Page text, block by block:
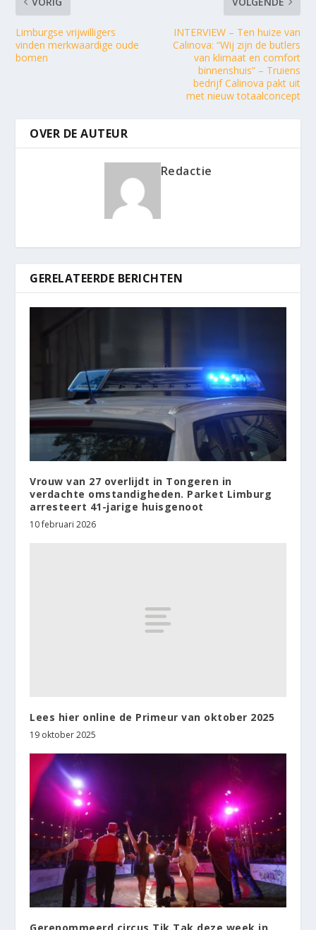
Limburgse vrijwilligers
vinden merkwaardige oude
bomen
INTERVIEW – Ten huize van
Calinova: “Wij zijn de butlers
van klimaat en comfort
binnenshuis” – Truiens
bedrijf Calinova pakt uit
met nieuw totaalconcept
OVER DE AUTEUR
Redactie
GERELATEERDE BERICHTEN
Vrouw van 27 overlijdt in Tongeren in
verdachte omstandigheden. Parket Limburg
arresteert 41-jarige huisgenoot
10 februari 2026
Lees hier online de Primeur van oktober 2025
19 oktober 2025